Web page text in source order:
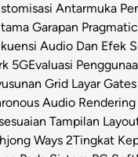
Antarmuka
Garapan
Audio Dan Efek
5GEvaluasi
Grid Layar
Audio
Tampilan
Ways 2Tingkat